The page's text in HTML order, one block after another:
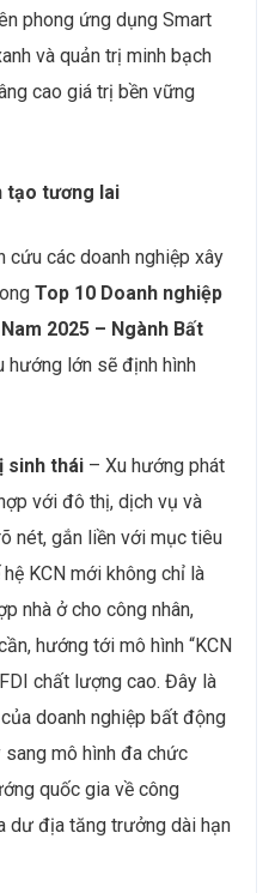
phong ứng dụng Smart
và quản trị minh bạch
cao giá trị bền vững
tạo tương lai
cứu các doanh nghiệp xây
Top 10 Doanh nghiệp
2025 – Ngành Bất
hướng lớn sẽ định hình
sinh thái – Xu hướng phát
với đô thị, dịch vụ và
nét, gắn liền với mục tiêu
KCN mới không chỉ là
nhà ở cho công nhân,
hướng tới mô hình “KCN
chất lượng cao. Đây là
doanh nghiệp bất động
mô hình đa chức
quốc gia về công
dư địa tăng trưởng dài hạn